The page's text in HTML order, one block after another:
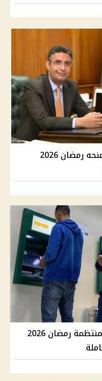
التموين يعلن اخر موعد لصرف منحه رمضان 2026
موعد صرف منحة العمالة غير المنتظمة رمضان 2026